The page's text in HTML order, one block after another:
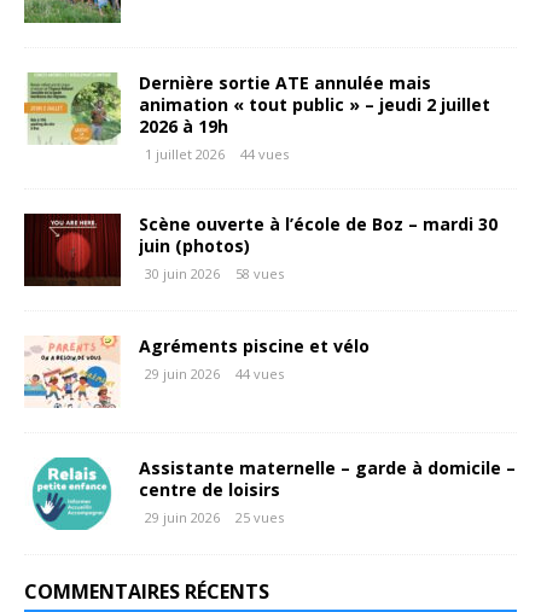
Dernière sortie ATE annulée mais
animation « tout public » – jeudi 2 juillet
2026 à 19h
1 juillet 2026 44 vues
Scène ouverte à l’école de Boz – mardi 30
juin (photos)
30 juin 2026 58 vues
Agréments piscine et vélo
29 juin 2026 44 vues
Assistante maternelle – garde à domicile –
centre de loisirs
29 juin 2026 25 vues
COMMENTAIRES RÉCENTS